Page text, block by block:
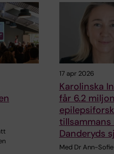
17 apr 2026
Karolinska
får 6.2
tillsammans
Danderyds
Med Dr Ann-Sofie